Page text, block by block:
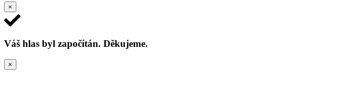
×
Váš hlas byl započítán. Děkujeme.
×